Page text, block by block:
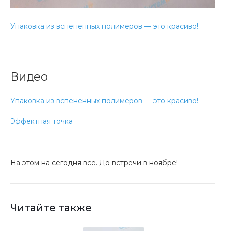
Упаковка из вспененных полимеров — это красиво!
Видео
Упаковка из вспененных полимеров — это красиво!
Эффектная точка
На этом на сегодня все. До встречи в ноябре!
Читайте также